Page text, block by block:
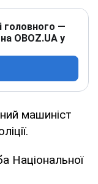
головного —
OBOZ.UA у
машиніст
Національної